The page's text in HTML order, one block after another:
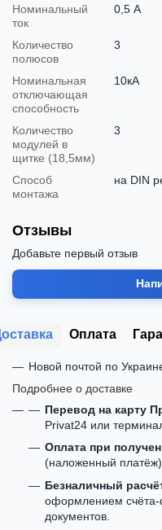
Номинальный
ток
0,5 А
Количество
полюсов
3
Номинальная
отключающая
способность
10кА
Количество
модулей в
щитке (18,5мм)
3
Способ
монтажа
на DIN
Отзывы
Добавьте первый отзыв
Оплата
Новой почтой по
Подробнее о доставке
Перевод на карту
Privat24 или
Оплата при
(наложенный
Безналичный
оформлением счёта-
документов.